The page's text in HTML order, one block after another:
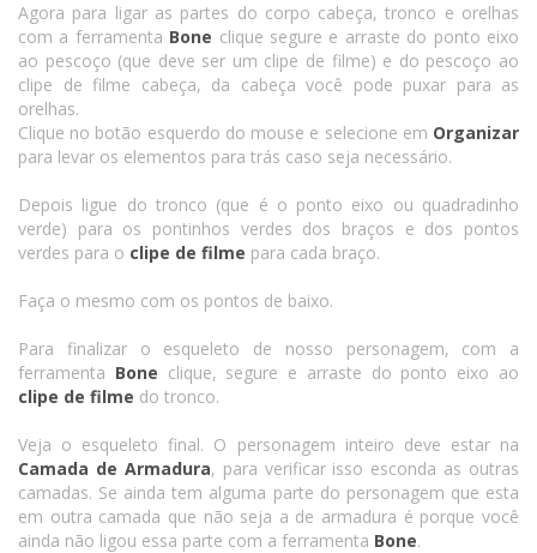
Agora para ligar as partes do corpo cabeça, tronco e orelhas
com a ferramenta Bone clique segure e arraste do ponto eixo
ao pescoço (que deve ser um clipe de filme) e do pescoço ao
clipe de filme cabeça, da cabeça você pode puxar para as
orelhas.
Clique no botão esquerdo do mouse e selecione em Organizar
para levar os elementos para trás caso seja necessário.
Depois ligue do tronco (que é o ponto eixo ou quadradinho
verde) para os pontinhos verdes dos braços e dos pontos
verdes para o clipe de filme para cada braço.
Faça o mesmo com os pontos de baixo.
Para finalizar o esqueleto de nosso personagem, com a
ferramenta Bone clique, segure e arraste do ponto eixo ao
clipe de filme do tronco.
Veja o esqueleto final. O personagem inteiro deve estar na
Camada de Armadura, para verificar isso esconda as outras
camadas. Se ainda tem alguma parte do personagem que esta
em outra camada que não seja a de armadura é porque você
ainda não ligou essa parte com a ferramenta Bone.